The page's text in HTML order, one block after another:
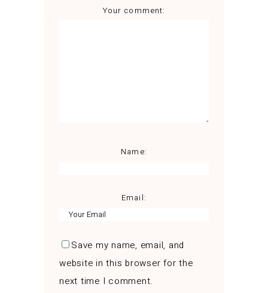
Your comment:
Name:
Email:
Save my name, email, and
website in this browser for the
next time I comment.